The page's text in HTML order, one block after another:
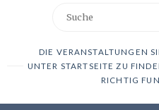
DIE VERANSTALTUNGEN
UNTER STARTSEITE ZU
RICHTIG